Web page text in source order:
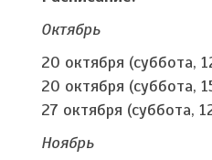
Октябрь
20 октября (суббота,
20 октября (суббота,
27 октября (суббота,
Ноябрь